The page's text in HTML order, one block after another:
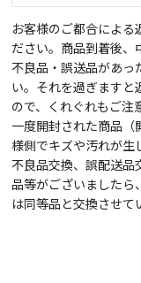
お客様のご都合による
ださい。商品到着後、
不良品・誤送品があっ
い。それを過ぎますと
ので、くれぐれもご注
一度開封された商品（
様側でキズや汚れが生
不良品交換、誤配送品
品等がございましたら
は同等品と交換させて